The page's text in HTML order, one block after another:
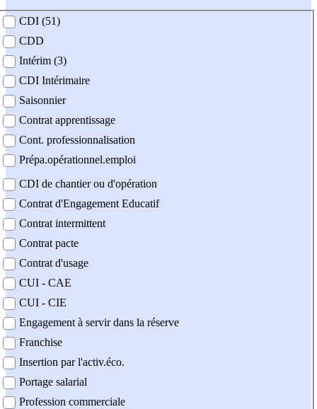
contrat
CDI (51)
CDD
Intérim (3)
CDI Intérimaire
Saisonnier
Contrat apprentissage
Cont. professionnalisation
Prépa.opérationnel.emploi
CDI de chantier ou d'opération
Contrat d'Engagement Educatif
Contrat intermittent
Contrat pacte
Contrat d'usage
CUI - CAE
CUI - CIE
Engagement à servir dans la réserve
Franchise
Insertion par l'activ.éco.
Portage salarial
Profession commerciale